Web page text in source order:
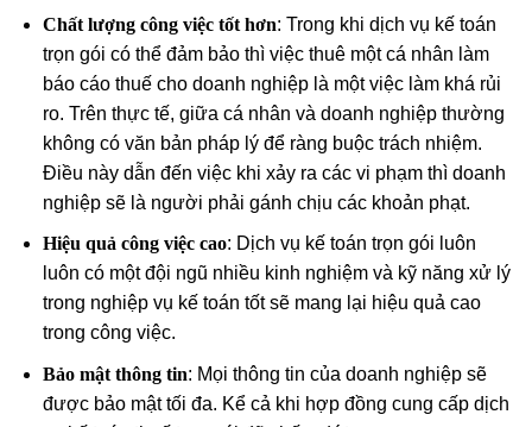
Chất lượng công việc tốt hơn: Trong khi dịch vụ kế toán
trọn gói có thể đảm bảo thì việc thuê một cá nhân làm
báo cáo thuế cho doanh nghiệp là một việc làm khá rủi
ro. Trên thực tế, giữa cá nhân và doanh nghiệp thường
không có văn bản pháp lý để ràng buộc trách nhiệm.
Điều này dẫn đến việc khi xảy ra các vi phạm thì doanh
nghiệp sẽ là người phải gánh chịu các khoản phạt.
Hiệu quả công việc cao: Dịch vụ kế toán trọn gói luôn
luôn có một đội ngũ nhiều kinh nghiệm và kỹ năng xử lý
trong nghiệp vụ kế toán tốt sẽ mang lại hiệu quả cao
trong công việc.
Bảo mật thông tin: Mọi thông tin của doanh nghiệp sẽ
được bảo mật tối đa. Kể cả khi hợp đồng cung cấp dịch